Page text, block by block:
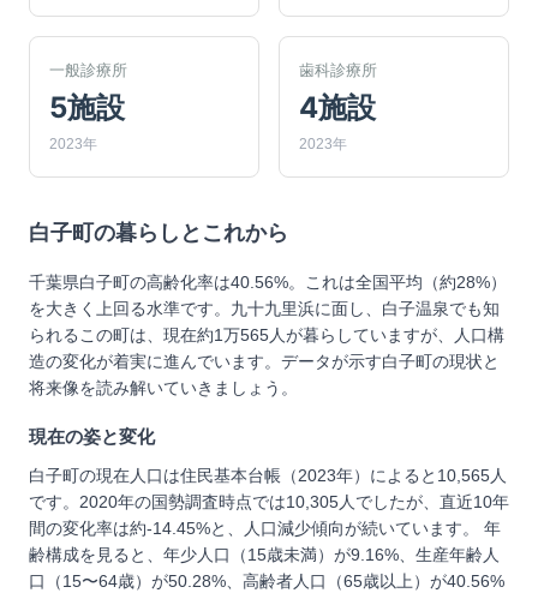
一般診療所
5施設
2023年
歯科診療所
4施設
2023年
白子町 の暮らしとこれから
千葉県白子町の高齢化率は40.56%。これは全国平均（約28%）
を大きく上回る水準です。九十九里浜に面し、白子温泉でも知
られるこの町は、現在約1万565人が暮らしていますが、人口構
造の変化が着実に進んでいます。データが示す白子町の現状と
将来像を読み解いていきましょう。
現在の姿と変化
白子町の現在人口は住民基本台帳（2023年）によると10,565人
です。2020年の国勢調査時点では10,305人でしたが、直近10年
間の変化率は約-14.45%と、人口減少傾向が続いています。 年
齢構成を見ると、年少人口（15歳未満）が9.16%、生産年齢人
口（15〜64歳）が50.28%、高齢者人口（65歳以上）が40.56%